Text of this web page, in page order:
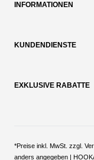
INFORMATIONEN
KUNDENDIENSTE
EXKLUSIVE RABATTE
*Preise inkl. MwSt. zzgl.
anders angegeben |